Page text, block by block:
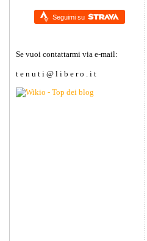
Seguimi su
Se vuoi contattarmi via e-mail:
t e n u t i @ l i b e r o . i t